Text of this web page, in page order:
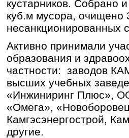
кустарников. Собрано
куб.м мусора, очищено
несанкционированных
Активно принимали
образования и
частности: заводов
высших учебных
«Инжиниринг Плюс»,
«Омега»,
Камгэсэнергострой,
другие.